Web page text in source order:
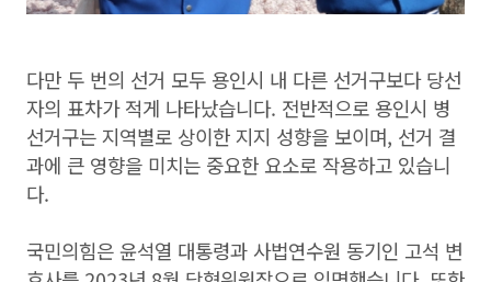
다만 두 번의 선거 모두 용인시 내 다른 선거구보다 당선
자의 표차가 적게 나타났습니다. 전반적으로 용인시 병
선거구는 지역별로 상이한 지지 성향을 보이며, 선거 결
과에 큰 영향을 미치는 중요한 요소로 작용하고 있습니
다.
국민의힘은 윤석열 대통령과 사법연수원 동기인 고석 변